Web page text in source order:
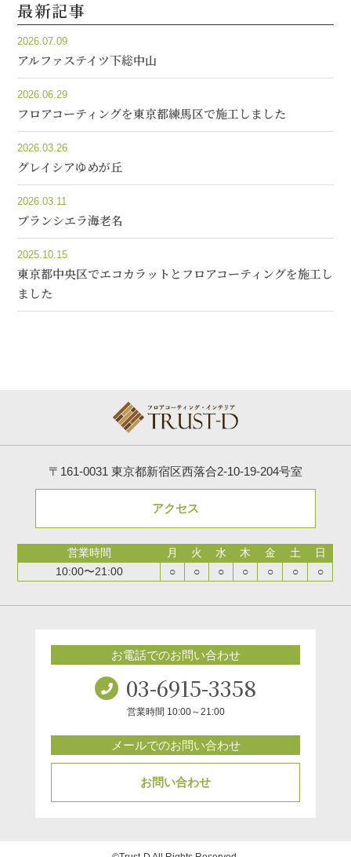
最新記事
2026.07.09
アルファステイツ下総中山
2026.06.29
フロアコーティングを東京都練馬区で施工しました
2026.03.26
グレイシアゆめが丘
2026.03.11
ブランシエラ海老名
2025.10.15
東京都中央区でエコカラットとフロアコーティングを施工し
ました
〒161-0031 東京都新宿区西落合2-10-19-204号室
アクセス
営業時間 月 火 水 木 金 土
日
10:00〜21:00
○ ○ ○ ○ ○ ○ ○
お電話でのお問い合わせ
03-6915-3358
営業時間 10:00～21:00
メールでのお問い合わせ
お問い合わせ